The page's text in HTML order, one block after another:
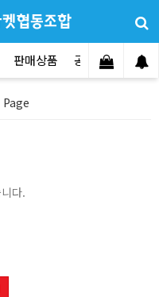
판매상품 공지사항 문
Page
다.